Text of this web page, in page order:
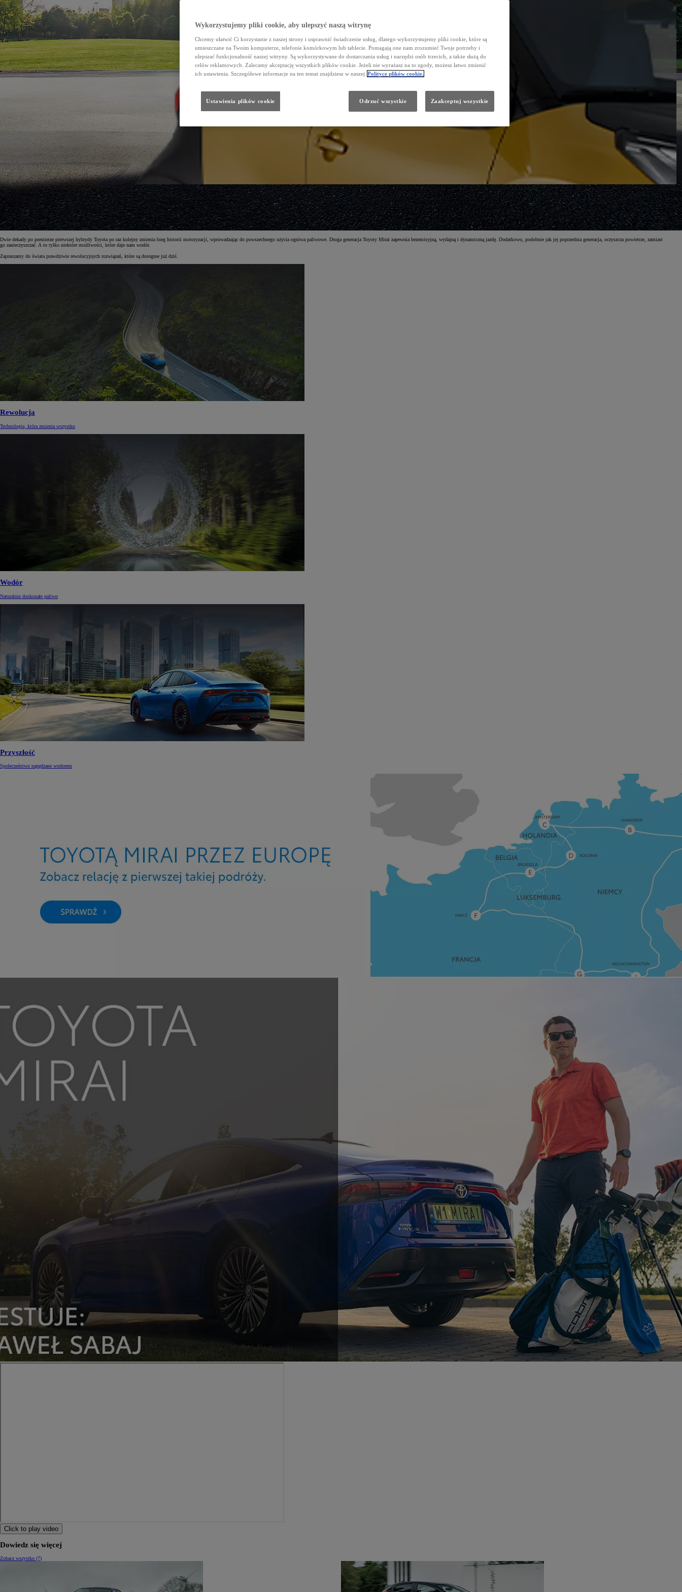
Dwie dekady po premierze pierwszej hybrydy Toyota po raz kolejny zmienia bieg historii motoryzacji, wprowadzając do powszechnego użycia ogniwa paliwowe. Druga generacja Toyoty Mirai zapewnia bezemisyjną, wydajną i dynamiczną jazdę. Dodatkowo, podobnie jak jej poprzednia generacja, oczyszcza powietrze, zamiast
go zanieczyszczać. A to tylko niektóre możliwości, które daje nam wodór.
Zapraszamy do świata prawdziwie rewolucyjnych rozwiązań, które są dostępne już dziś.
Rewolucja
Technologia, która zmienia wszystko
Wodór
Naturalnie doskonałe paliwo
Przyszłość
Społeczeństwo napędzane wodorem
Click to play video
Dowiedz się więcej
Zobacz wszystko (7)
Wykorzystujemy pliki cookie, aby ulepszyć naszą witrynę
Chcemy ułatwić Ci korzystanie z naszej strony i usprawnić świadczenie usług, dlatego wykorzystujemy pliki cookie, które są
umieszczane na Twoim komputerze, telefonie komórkowym lub tablecie. Pomagają one nam zrozumieć Twoje potrzeby i
ulepszać funkcjonalność naszej witryny. Są wykorzystywane do dostarczania usług i narzędzi osób trzecich, a także służą do
celów reklamowych. Zalecamy akceptację wszystkich plików cookie. Jeżeli nie wyrażasz na to zgody, możesz łatwo zmienić
ich ustawienia. Szczegółowe informacje na ten temat znajdziesz w naszej Polityce plików cookie.
Odrzuć wszystkie Zaakceptuj wszystkie
Ustawienia plików cookie